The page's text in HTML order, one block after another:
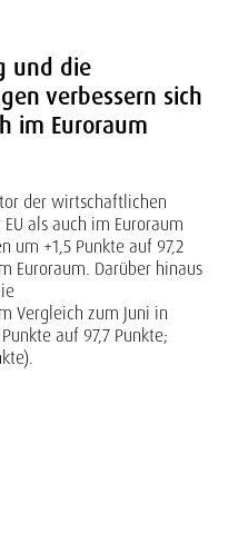
und die
verbessern sich
im Euroraum
der wirtschaftlichen
als auch im Euroraum
um +1,5 Punkte auf 97,2
Euroraum. Darüber hinaus
Vergleich zum Juni in
auf 97,7 Punkte;